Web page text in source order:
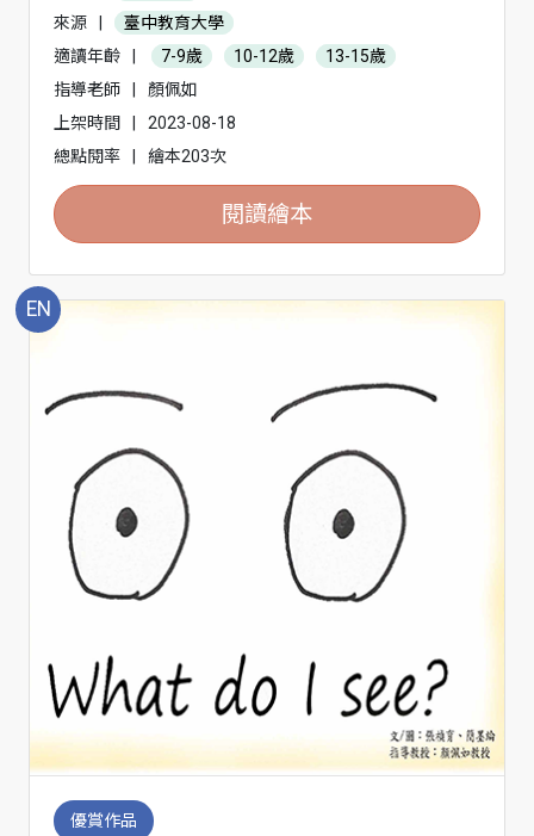
來源
臺中教育大學
適讀年齡
7-9歲 10-12歲
13-15歲
指導老師
顏佩如
上架時間
2023-08-18
總點閱率
繪本203次
閱讀繪本
EN
優賞作品